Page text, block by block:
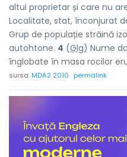
altui proprietar și care nu
Localitate, stat, înconjurat
Grup de populație străină
autohtone. 4 (Glg) Nume
înglobate în masa rocilor
sursa:MDA2 2010 permalink